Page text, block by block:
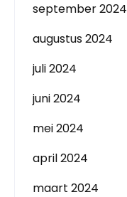
september 2024
augustus 2024
juli 2024
juni 2024
mei 2024
april 2024
maart 2024